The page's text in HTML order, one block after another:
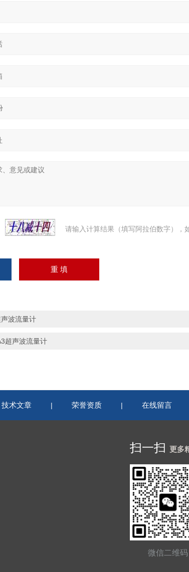
请输入计算结果（填写阿拉伯数字），
波流量计
超声波流量计
技术文章 | 荣誉资质 | 在线留言
扫一扫 更多
微信二维码